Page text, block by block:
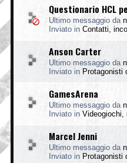
Questionario HCL
Ultimo messaggio da
Inviato in Contatti,
Anson Carter
Ultimo messaggio da
Inviato in Protagonisti
GamesArena
Ultimo messaggio da
Inviato in Videogiochi,
Marcel Jenni
Ultimo messaggio da
Inviato in Protagonisti